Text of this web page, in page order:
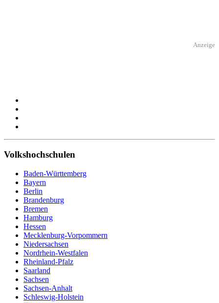
Anzeige
Volkshochschulen
Baden-Württemberg
Bayern
Berlin
Brandenburg
Bremen
Hamburg
Hessen
Mecklenburg-Vorpommern
Niedersachsen
Nordrhein-Westfalen
Rheinland-Pfalz
Saarland
Sachsen
Sachsen-Anhalt
Schleswig-Holstein